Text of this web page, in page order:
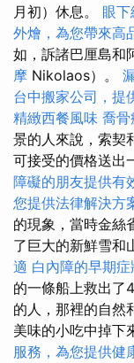
月初）休息。 眼
外燴，為您帶來高
如，訴諸巴厘島和
摩 Nikolaos）。
台中搬家公司，提
精緻西餐風味 喬骨
景的人來說，索契
可接受的價格送出
障礙的朋友提供有
您提供法律解決方
的現象，當時金絲
了巨大的新鮮雪和
適 白內障的早期
的一條船上救出了
的人，那裡的自然
美味的小吃中掉下
服務，為您提供健